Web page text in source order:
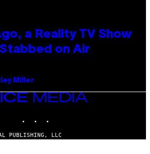
a Reality TV Show
on Air
Miller
PUBLISHING, LLC